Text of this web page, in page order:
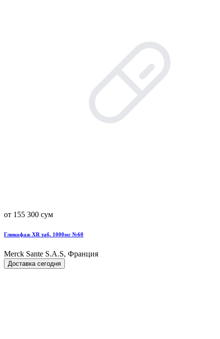
от 155 300 сум
Глюкофаж XR таб. 1000мг №60
Merck Sante S.A.S, Франция
Доставка сегодня